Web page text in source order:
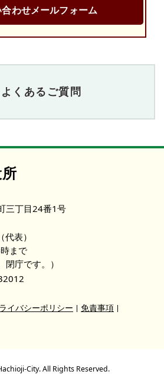
わせメールフォーム
よくあるご質問
三丁目24番1号
（代表）
まで
閉庁です。）
イバシーポリシー
免責事項
City. All Rights Reserved.